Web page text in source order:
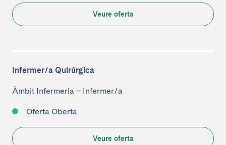
Veure oferta
Infermer/a Quirúrgica
Àmbit Infermeria – Infermer/a
Oferta Oberta
Veure oferta